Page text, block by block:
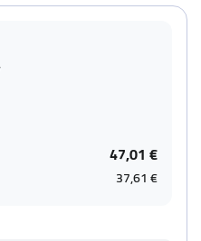
47,01 €
37,61 €